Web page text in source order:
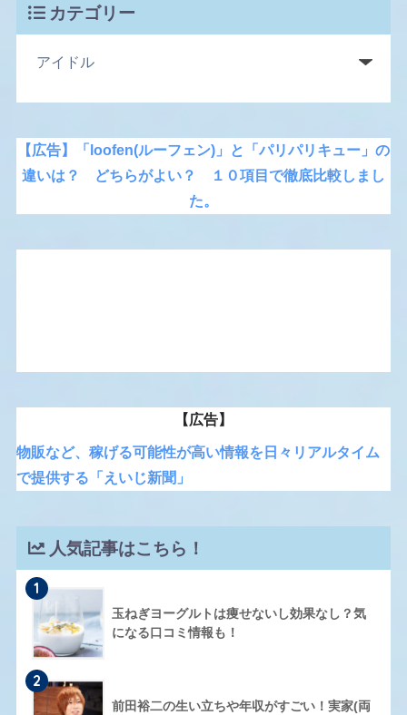
カテゴリー
【広告】「loofen(ルーフェン)」と「パリパリキュー」の
違いは？ どちらがよい？ １０項目で徹底比較しまし
た。
【広告】
物販など、稼げる可能性が高い情報を日々リアルタイム
で提供する「えいじ新聞」
人気記事はこちら！
1
玉ねぎヨーグルトは痩せないし効果なし？気
になる口コミ情報も！
2
前田裕二の生い立ちや年収がすごい！実家(両